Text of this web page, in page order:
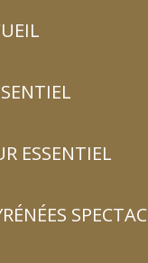
Retrouve Luz
ESSENTIEL